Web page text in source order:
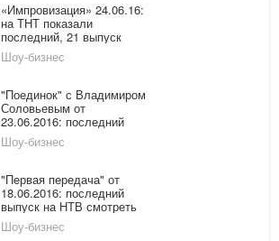
«Импровизация» 24.06.16:
на ТНТ показали
последний, 21 выпуск
онлайн с Павлом Волей
Шоу-бизнес
"Поединок" с Владимиром
Соловьевым от
23.06.2016: последний
выпуск на "Россия-1"
смотреть онлайн
Шоу-бизнес
"Первая передача" от
18.06.2016: последний
выпуск на НТВ смотреть
онлайн
Шоу-бизнес